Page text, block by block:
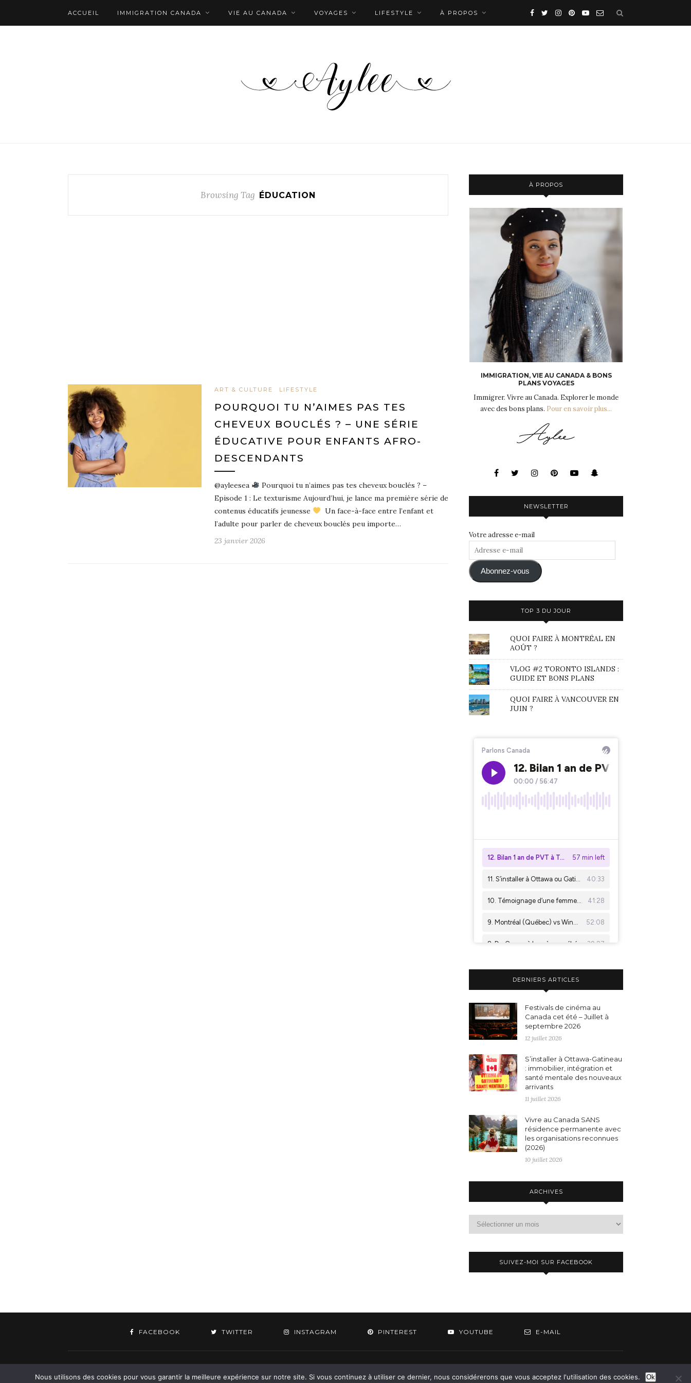
ACCUEIL IMMIGRATION CANADA VIE AU CANADA VOYAGES LIFESTYLE À PROPOS
Browsing Tag ÉDUCATION
ART & CULTURE LIFESTYLE
POURQUOI TU N’AIMES PAS TES
CHEVEUX BOUCLÉS ? – UNE SÉRIE
ÉDUCATIVE POUR ENFANTS AFRO-
DESCENDANTS
@ayleesea
Pourquoi tu n’aimes pas tes cheveux bouclés ? –
Episode 1 : Le texturisme Aujourd’hui, je lance ma première série de
contenus éducatifs jeunesse
Un face-à-face entre l’enfant et
l’adulte pour parler de cheveux bouclés peu importe…
23 janvier 2026
À PROPOS
IMMIGRATION, VIE AU CANADA & BONS
PLANS VOYAGES
Immigrer. Vivre au Canada. Explorer le monde
avec des bons plans. Pour en savoir plus...
NEWSLETTER
Votre adresse e-mail
Adresse
mail Abonnez-vous
TOP 3 DU JOUR
QUOI FAIRE À MONTRÉAL EN
AOÛT ?
VLOG #2 TORONTO ISLANDS :
GUIDE ET BONS PLANS
QUOI FAIRE À VANCOUVER EN
JUIN ?
DERNIERS ARTICLES
Festivals de cinéma au
Canada cet été – Juillet à
septembre 2026
12 juillet 2026
S’installer à Ottawa-Gatineau
: immobilier, intégration et
santé mentale des nouveaux
arrivants
11 juillet 2026
Vivre au Canada SANS
résidence permanente avec
les organisations reconnues
(2026)
10 juillet 2026
ARCHIVES
SUIVEZ-MOI SUR FACEBOOK
FACEBOOK TWITTER INSTAGRAM PINTEREST YOUTUBE E-MAIL
Nous utilisons des cookies pour vous garantir la meilleure expérience sur notre site. Si vous continuez à utiliser ce dernier, nous considérerons que vous acceptez l'utilisation des cookies. Ok